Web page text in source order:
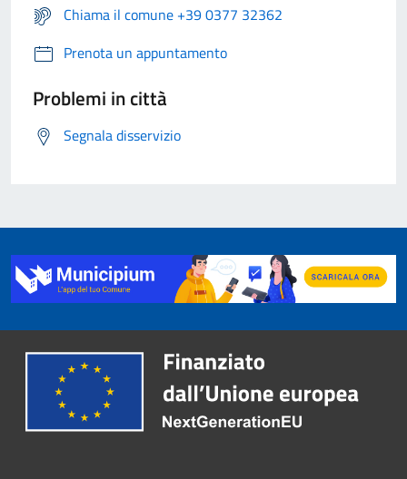
Chiama il comune +39 0377 32362
Prenota un appuntamento
Problemi in città
Segnala disservizio